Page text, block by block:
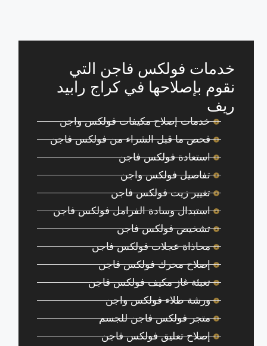
خدمات فولكس فاجن التي
نقوم بإصلاحها في كراج رابيد
ريف
خدمات إصلاح مكيفات فولكس واجن
فحص ما قبل الشراء من فولكس فاجن
استعادة فولكس فاجن
تفاصيل فولكس واجن
تغيير زيت فولكس فاجن
استبدال وسادة الفرامل فولكس فاجن
تشخيص فولكس فاجن
محاذاة عجلات فولكس فاجن
إصلاح محرك فولكس فاجن
تعبئة غاز مكيف فولكس فاجن
ورشة طلاء فولكس واجن
متجر فولكس فاجن للجسم
إصلاح تعليق فولكس فاجن